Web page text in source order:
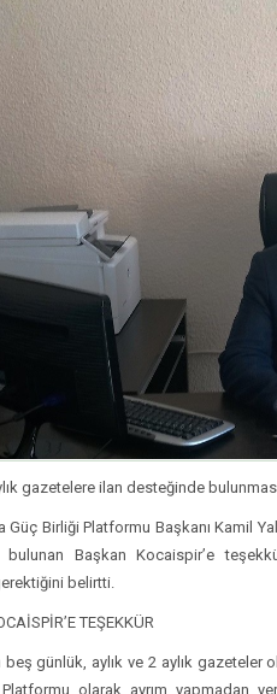
gazetelere ilan desteğinde
Güç Birliği Platformu Başkanı Kamil
bulunan Başkan Kocaispir’e
belirtti.
TEŞEKKÜR
beş günlük, aylık ve 2 aylık gazeteler
olarak ayrım yapmadan